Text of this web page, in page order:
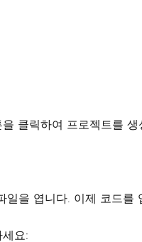
을 클릭하여 프로젝트를 생
일을 엽니다. 이제 코드를
요: